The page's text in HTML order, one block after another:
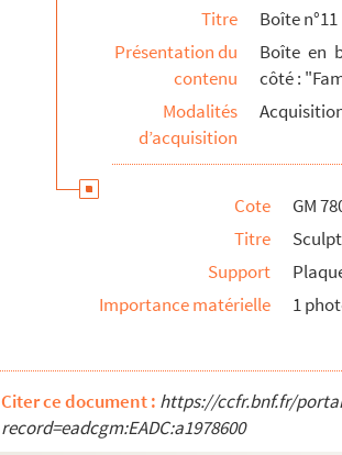
Titre
Boîte n°11
Présentation du
contenu
Boîte en
côté :
Modalités
d’acquisition
Cote
GM
Titre
Support
Importance matérielle
1
Citer ce document : https://ccfr.bnf.fr/
record=eadcgm:EADC:a1978600